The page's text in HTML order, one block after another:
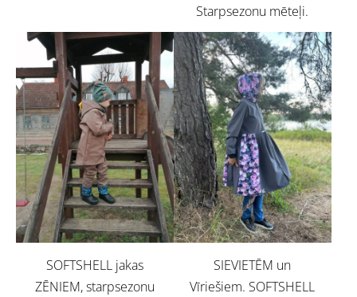
Starpsezonu mēteļi.
SOFTSHELL jakas
ZĒNIEM, starpsezonu
SIEVIETĒM un
Vīriešiem. SOFTSHELL